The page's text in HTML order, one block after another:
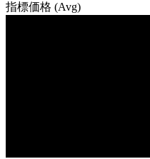
指標価格 (Avg)